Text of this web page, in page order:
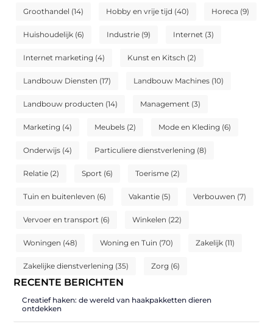
Groothandel (14) Hobby en vrije tijd (40) Horeca (9)
Huishoudelijk (6) Industrie (9) Internet (3)
Internet marketing (4) Kunst en Kitsch (2)
Landbouw Diensten (17) Landbouw Machines (10)
Landbouw producten (14) Management (3)
Marketing (4) Meubels (2) Mode en Kleding (6)
Onderwijs (4) Particuliere dienstverlening (8)
Relatie (2) Sport (6) Toerisme (2)
Tuin en buitenleven (6) Vakantie (5) Verbouwen (7)
Vervoer en transport (6) Winkelen (22)
Woningen (48) Woning en Tuin (70) Zakelijk (11)
Zakelijke dienstverlening (35) Zorg (6)
RECENTE BERICHTEN
Creatief haken: de wereld van haakpakketten dieren
ontdekken